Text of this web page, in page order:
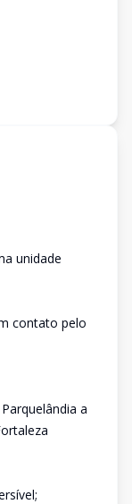
unidade
contato pelo
a